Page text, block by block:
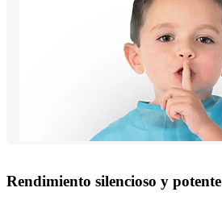
Rendimiento silencioso y potente